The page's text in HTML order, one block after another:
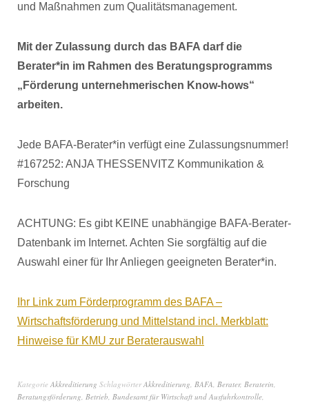
und Maßnahmen zum Qualitätsmanagement.
Mit der Zulassung durch das BAFA darf die
Berater*in im Rahmen des Beratungsprogramms
„Förderung unternehmerischen Know-hows“
arbeiten.
Jede BAFA-Berater*in verfügt eine Zulassungsnummer!
#167252: ANJA THESSENVITZ Kommunikation &
Forschung
ACHTUNG: Es gibt KEINE unabhängige BAFA-Berater-
Datenbank im Internet. Achten Sie sorgfältig auf die
Auswahl einer für Ihr Anliegen geeigneten Berater*in.
Ihr Link zum Förderprogramm des BAFA –
Wirtschaftsförderung und Mittelstand incl. Merkblatt:
Hinweise für KMU zur Beraterauswahl
Kategorie Akkreditierung SchlagwörterAkkreditierung, BAFA, Berater, Beraterin,
Beratungsförderung, Betrieb, Bundesamt für Wirtschaft und Ausfuhrkontrolle,